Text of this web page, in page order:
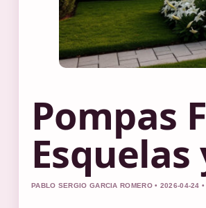
Pompas
PABLO SERGIO GARCIA ROMERO • 2026-04-24